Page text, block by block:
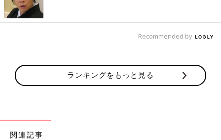
Recommended by
ランキングをもっと見る
関連記事